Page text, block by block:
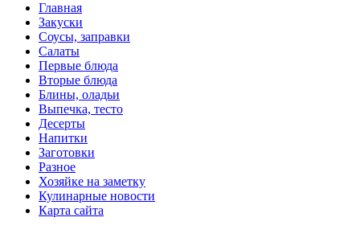
Главная
Закуски
Соусы, заправки
Салаты
Первые блюда
Вторые блюда
Блины, оладьи
Выпечка, тесто
Десерты
Напитки
Заготовки
Разное
Хозяйке на заметку
Кулинарные новости
Карта сайта